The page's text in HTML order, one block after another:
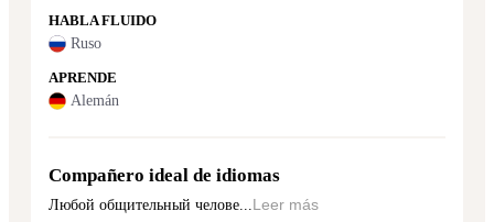
HABLA FLUIDO
Ruso
APRENDE
Alemán
Compañero ideal de idiomas
Любой общительный челове...Leer más